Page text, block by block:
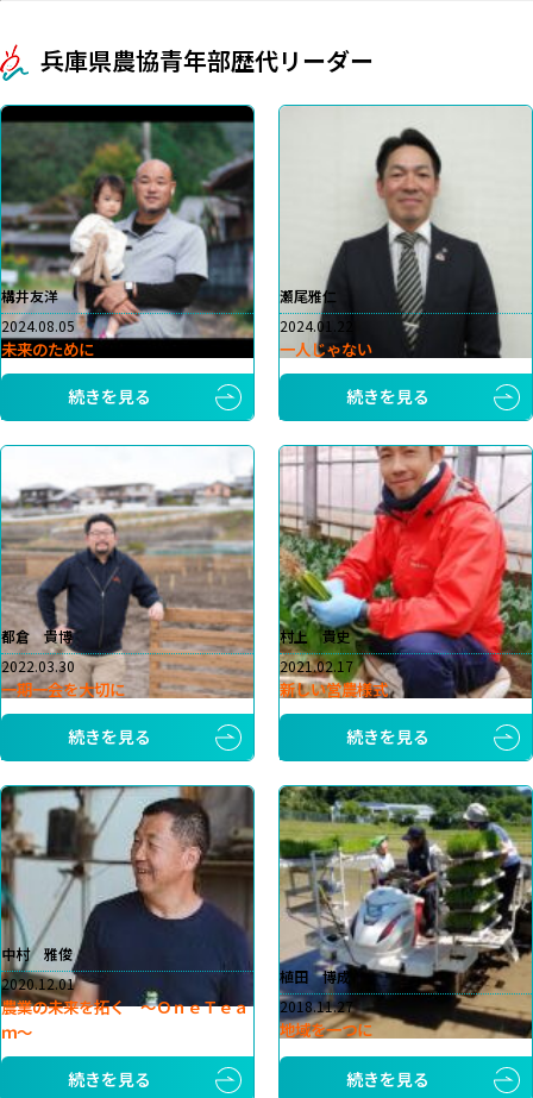
兵庫県農協青年部歴代リーダー
構井友洋
2024.08.05
未来のために
続きを見る
瀬尾雅仁
2024.01.22
一人じゃない
続きを見る
都倉 貴博
2022.03.30
一期一会を大切に
続きを見る
村上 貴史
2021.02.17
新しい営農様式
続きを見る
中村 雅俊
2020.12.01
農業の未来を拓く ～ＯｎｅＴｅａ
ｍ～
続きを見る
植田 博成
2018.11.27
地域を一つに
続きを見る